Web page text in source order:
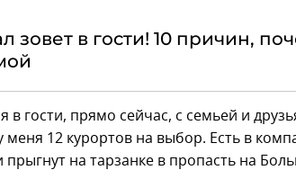
в гости! 10 причин,
в гости, прямо сейчас, с семьей и
меня 12 курортов на выбор. Есть в
прыгнут на тарзанке в пропасть на